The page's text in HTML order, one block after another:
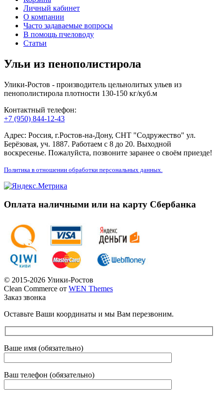
Личный кабинет
О компании
Часто задаваемые вопросы
В помощь пчеловоду
Статьи
Ульи из пенополистирола
Улики-Ростов - производитель цельнолитых ульев из
пенополистирола плотности 130-150 кг/куб.м
Контактный телефон:
+7 (950) 844-12-43
Адрес: Россия, г.Ростов-на-Дону, СНТ "Содружество" ул.
Берёзовая, уч. 1887. Работаем с 8 до 20. Выходной
воскресенье. Пожалуйста, позвоните заранее о своём приезде!
Политика в отношении обработки персональных данных.
Оплата наличными или на карту Сбербанка
© 2015-2026 Улики-Ростов
Clean Commerce от WEN Themes
Заказ звонка
Оставьте Ваши координаты и мы Вам перезвоним.
Ваше имя (обязательно)
Ваш телефон (обязательно)